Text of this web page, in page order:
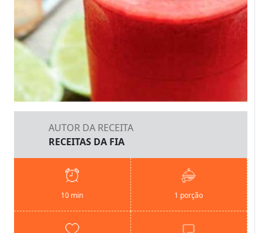
AUTOR DA RECEITA
RECEITAS DA FIA
10 min 1 porção